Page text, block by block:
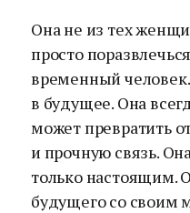
Она не из тех
просто
временный
в будущее. Она
может превратить
и прочную связь.
только настоящим.
будущего со своим